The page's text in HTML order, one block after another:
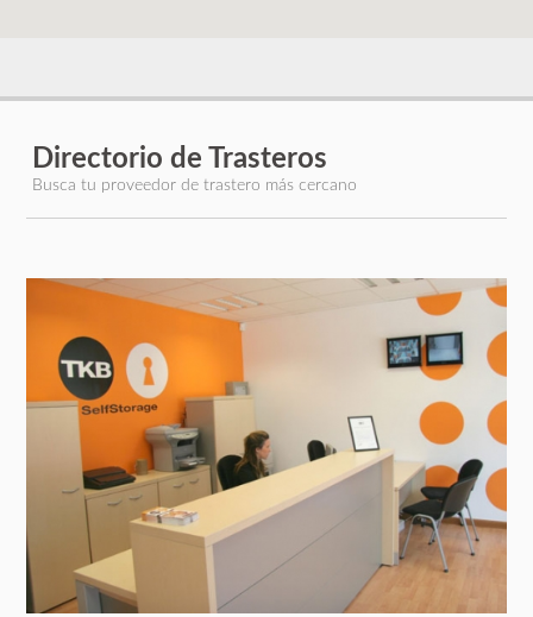
Directorio de Trasteros
Busca tu proveedor de trastero más cercano